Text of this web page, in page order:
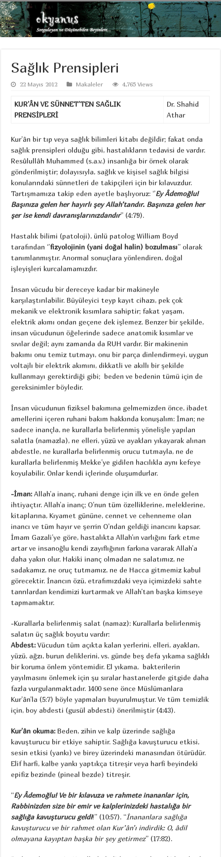
Sağlık Prensipleri
22 Mayıs 2012 Makaleler 4,765 Views
KUR’ÂN VE SÜNNET’TEN SAĞLIK
PRENSİPLERİ
Dr. Shahid
Athar
Kur’ân bir tıp veya sağlık bilimleri kitabı değildir; fakat onda
sağlık prensipleri olduğu gibi, hastalıkların tedavisi de vardır.
Resûlullâh Muhammed (s.a.v.) insanlığa bir örnek olarak
gönderilmiştir; dolayısıyla, sağlık ve kişisel sağlık bilgisi
konularındaki sünnetleri de takipçileri için bir kılavuzdur.
Tartışmamıza takip eden ayetle başlıyoruz: ‘’Ey Âdemoğlu!
Başınıza gelen her hayırlı şey Allah’tandır. Başınıza gelen her
şer ise kendi davranışlarınızdandır’’ (4:79).
Hastalık bilimi (patoloji), ünlü patolog William Boyd
tarafından ‘’fizyolojinin (yani doğal halin) bozulması’’ olarak
tanımlanmıştır. Anormal sonuçlara yönlendiren, doğal
işleyişleri kurcalamamızdır.
İnsan vücudu bir dereceye kadar bir makineyle
karşılaştırılabilir. Büyüleyici teyp kayıt cihazı, pek çok
mekanik ve elektronik kısımlara sahiptir; fakat yaşam,
elektrik akımı ondan geçene dek işlemez. Benzer bir şekilde,
insan vücudunun öğelerinde sadece anatomik kısımlar ve
sıvılar değil; aynı zamanda da RUH vardır. Bir makinenin
bakımı onu temiz tutmayı, onu bir parça dinlendirmeyi, uygun
voltajlı bir elektrik akımını, dikkatli ve akıllı bir şekilde
kullanmayı gerektirdiği gibi; beden ve bedenin tümü için de
gereksinimler böyledir.
İnsan vücudunun fiziksel bakımına gelmemizden önce, ibadet
amellerini içeren ruhani bakım hakkında konuşalım: İman; ne
sadece inançla, ne kurallarla belirlenmiş yönelişle yapılan
salatla (namazla), ne elleri, yüzü ve ayakları yıkayarak alınan
abdestle, ne kurallarla belirlenmiş orucu tutmayla, ne de
kurallarla belirlenmiş Mekke’ye gidilen hacılıkla aynı kefeye
koyulabilir. Onlar kendi içlerinde oluşumdurlar.
-İman: Allah’a inanç, ruhani denge için ilk ve en önde gelen
ihtiyaçtır. Allah’a inanç; O’nun tüm özelliklerine, meleklerine,
kitaplarına, Kıyamet gününe, cennet ve cehenneme olan
inancı ve tüm hayır ve şerrin O’ndan geldiği inancını kapsar.
İmam Gazali’ye göre, hastalıkta Allah’ın varlığını fark etme
artar ve insanoğlu kendi zayıflığının farkına vararak Allah’a
daha yakın olur. Hakiki inanç olmadan ne salatımız, ne
sadakamız, ne oruç tutmamız, ne de Hacca gitmemiz kabul
görecektir. İnancın özü, etrafımızdaki veya içimizdeki sahte
tanrılardan kendimizi kurtarmak ve Allah’tan başka kimseye
tapmamaktır.
-Kurallarla belirlenmiş salat (namaz): Kurallarla belirlenmiş
salatın üç sağlık boyutu vardır:
Abdest: Vücudun tüm açıkta kalan yerlerini, elleri, ayakları,
yüzü, ağzı, burun deliklerini, vs. günde beş defa yıkama sağlıklı
bir koruma önlem yöntemidir. El yıkama, bakterilerin
yayılmasını önlemek için şu sıralar hastanelerde gitgide daha
fazla vurgulanmaktadır. 1400 sene önce Müslümanlara
Kur’ân’la (5:7) böyle yapmaları buyurulmuştur. Ve tüm temizlik
için, boy abdesti (gusül abdesti) önerilmiştir (4:43).
Kur’ân okuma: Beden, zihin ve kalp üzerinde sağlığa
kavuşturucu bir etkiye sahiptir. Sağlığa kavuşturucu etkisi,
sesin etkisi (yankı) ve birey üzerindeki manasından ötürüdür.
Elif harfi, kalbe yankı yaptıkça titreşir veya harfi beyindeki
epifiz bezinde (pineal bezde) titreşir.
“Ey Âdemoğlu! Ve bir kılavuza ve rahmete inananlar için,
Rabbinizden size bir emir ve kalplerinizdeki hastalığa bir
sağlığa kavuşturucu geldi!” (10:57). “İnananlara sağlığa
kavuşturucu ve bir rahmet olan Kur’ân’ı indirdik: O, âdil
olmayana kayıptan başka bir şey getirmez” (17:82).